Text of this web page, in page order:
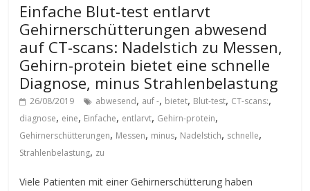
Einfache Blut-test entlarvt
Gehirnerschütterungen abwesend
auf CT-scans: Nadelstich zu Messen,
Gehirn-protein bietet eine schnelle
Diagnose, minus Strahlenbelastung
26/08/2019 abwesend, auf -, bietet, Blut-test, CT-scans:,
diagnose, eine, Einfache, entlarvt, Gehirn-protein,
Gehirnerschütterungen, Messen, minus, Nadelstich, schnelle,
Strahlenbelastung, zu
Viele Patienten mit einer Gehirnerschütterung haben